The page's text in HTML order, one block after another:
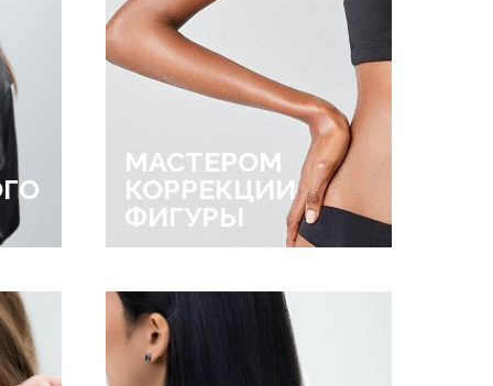
МАСТЕРОМ
КОРРЕКЦИИ
ФИГУРЫ